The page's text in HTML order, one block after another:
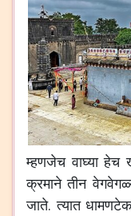
म्हणजेच वाघ्या हेच
क्रमाने तीन
जाते. त्यात